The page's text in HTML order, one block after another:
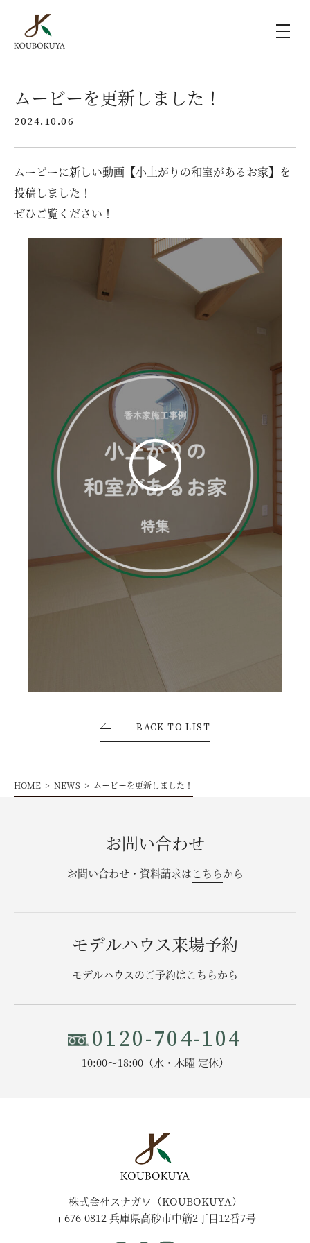
KOUBOKUYAの家づくり
施工事例
ラインナップ
モデルハウス（KOUBOX）
リノベーション
ペレットストーブ
よくある質問
ニュース 採用情報
お問い合わせ・資料請求
モデルハウス来場予約
ムービーを更新しました！
2024.10.06
ムービーに新しい動画【小上がりの和室があるお家】を
投稿しました！
ぜひご覧ください！
BACK TO LIST
HOME NEWS ムービーを更新しました！
お問い合わせ
お問い合わせ・資料請求はこちらから
モデルハウス来場予約
モデルハウスのご予約はこちらから
0120-704-104
10:00〜18:00（水・木曜 定休）
株式会社スナガワ（KOUBOKUYA）
〒676-0812 兵庫県高砂市中筋2丁目12番7号